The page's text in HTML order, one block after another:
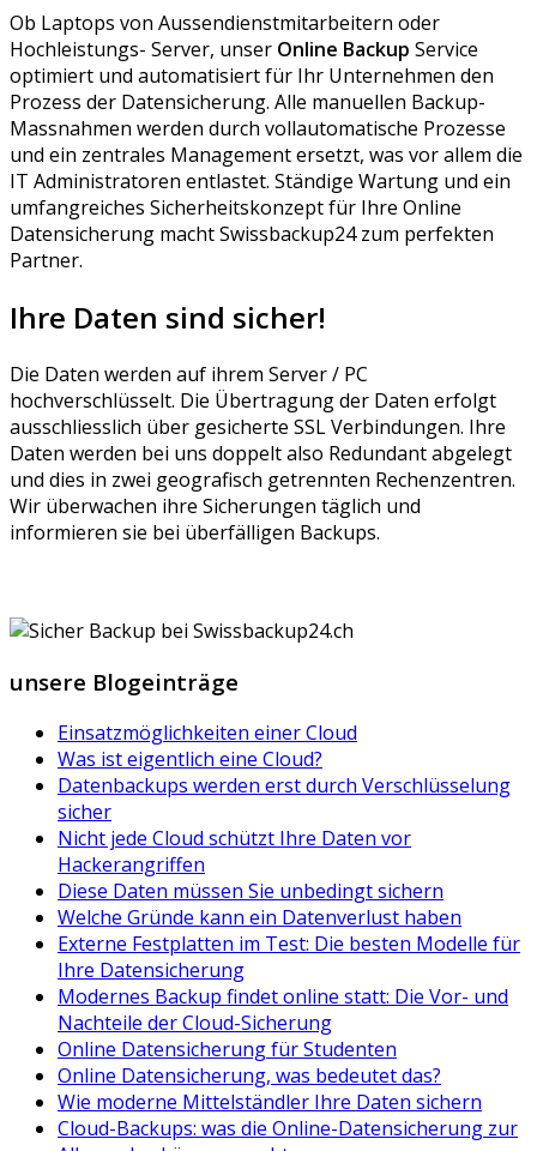
Ob Laptops von Aussendienstmitarbeitern oder
Hochleistungs- Server, unser Online Backup Service
optimiert und automatisiert für Ihr Unternehmen den
Prozess der Datensicherung. Alle manuellen Backup-
Massnahmen werden durch vollautomatische Prozesse
und ein zentrales Management ersetzt, was vor allem die
IT Administratoren entlastet. Ständige Wartung und ein
umfangreiches Sicherheitskonzept für Ihre Online
Datensicherung macht Swissbackup24 zum perfekten
Partner.
Ihre Daten sind sicher!
Die Daten werden auf ihrem Server / PC
hochverschlüsselt. Die Übertragung der Daten erfolgt
ausschliesslich über gesicherte SSL Verbindungen. Ihre
Daten werden bei uns doppelt also Redundant abgelegt
und dies in zwei geografisch getrennten Rechenzentren.
Wir überwachen ihre Sicherungen täglich und
informieren sie bei überfälligen Backups.
unsere Blogeinträge
Einsatzmöglichkeiten einer Cloud
Was ist eigentlich eine Cloud?
Datenbackups werden erst durch Verschlüsselung
sicher
Nicht jede Cloud schützt Ihre Daten vor
Hackerangriffen
Diese Daten müssen Sie unbedingt sichern
Welche Gründe kann ein Datenverlust haben
Externe Festplatten im Test: Die besten Modelle für
Ihre Datensicherung
Modernes Backup findet online statt: Die Vor- und
Nachteile der Cloud-Sicherung
Online Datensicherung für Studenten
Online Datensicherung, was bedeutet das?
Wie moderne Mittelständler Ihre Daten sichern
Cloud-Backups: was die Online-Datensicherung zur